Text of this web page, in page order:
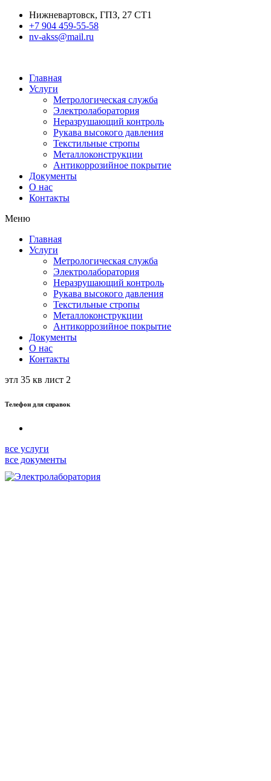
Нижневартовск, ГПЗ, 27 СТ1
+7 904 459-55-58
nv-akss@mail.ru
Главная
Услуги
Метрологическая служба
Электролаборатория
Неразрушающий контроль
Рукава высокого давления
Текстильные стропы
Металлоконструкции
Антикоррозийное покрытие
Документы
О нас
Контакты
Меню
Главная
Услуги
Метрологическая служба
Электролаборатория
Неразрушающий контроль
Рукава высокого давления
Текстильные стропы
Металлоконструкции
Антикоррозийное покрытие
Документы
О нас
Контакты
этл 35 кв лист 2
Телефон для справок
все услуги
все документы